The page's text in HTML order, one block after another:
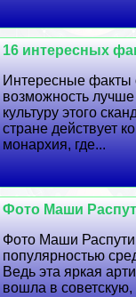
16 интересных
Интересные факты
возможность
культуру этого
стране действует
монархия, где...
Фото Маши
Фото Маши
популярностью
Ведь эта яркая
вошла в